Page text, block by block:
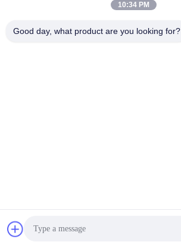
10:34 PM
Good day, what product are you looking for?